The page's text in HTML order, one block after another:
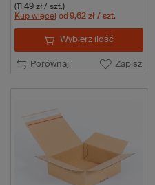
(11,49 zł / szt.)
Kup więcej od 9,62 zł / szt.
Porównaj Zapisz
Wybierz ilość